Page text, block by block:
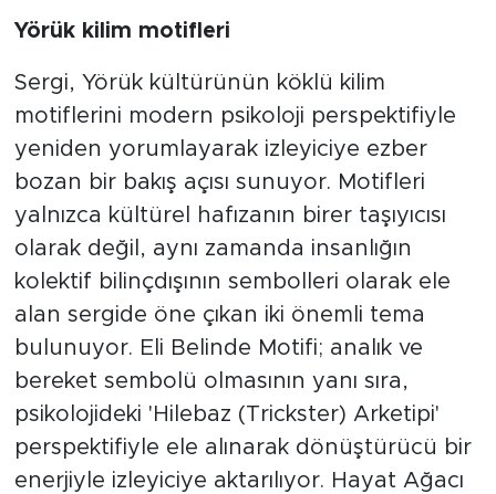
Yörük kilim motifleri
Sergi, Yörük kültürünün köklü kilim
motiflerini modern psikoloji perspektifiyle
yeniden yorumlayarak izleyiciye ezber
bozan bir bakış açısı sunuyor. Motifleri
yalnızca kültürel hafızanın birer taşıyıcısı
olarak değil, aynı zamanda insanlığın
kolektif bilinçdışının sembolleri olarak ele
alan sergide öne çıkan iki önemli tema
bulunuyor. Eli Belinde Motifi; analık ve
bereket sembolü olmasının yanı sıra,
psikolojideki 'Hilebaz (Trickster) Arketipi'
perspektifiyle ele alınarak dönüştürücü bir
enerjiyle izleyiciye aktarılıyor. Hayat Ağacı